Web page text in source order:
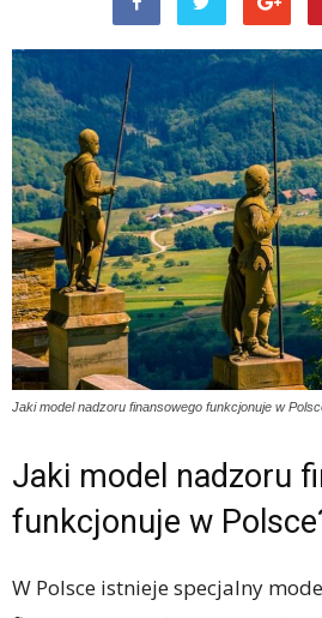
Jaki model nadzoru finansowego funkcjonuje w
Jaki model nadzoru
funkcjonuje w
W Polsce istnieje specjalny